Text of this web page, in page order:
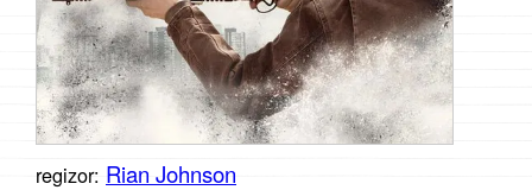
regizor: Rian Johnson